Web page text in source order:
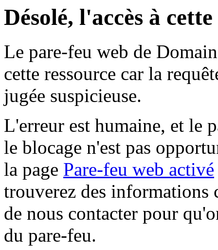
Désolé, l'accès à
Le pare-feu web de
cette ressource car la
jugée suspicieuse.
L'erreur est humaine, et le
le blocage n'est pas
la page Pare-feu web activé
trouverez des informations
de nous contacter pour
du pare-feu.